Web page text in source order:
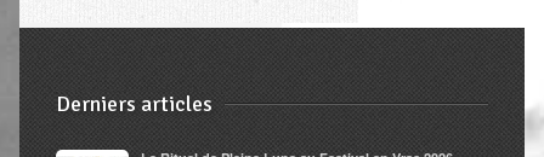
Boutique
Contact
Derniers articles